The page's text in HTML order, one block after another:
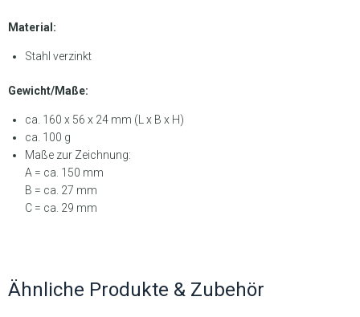
Material:
Stahl verzinkt
Gewicht/Maße:
ca. 160 x 56 x 24 mm (L x B x H)
ca. 100 g
Maße zur Zeichnung:
A = ca. 150 mm
B = ca. 27 mm
C = ca. 29 mm
Ähnliche Produkte & Zubehör